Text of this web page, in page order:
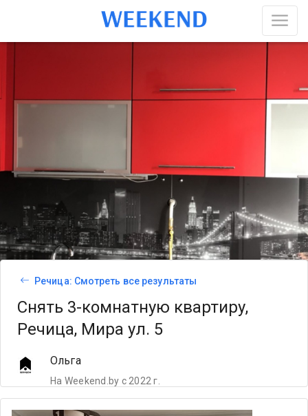
Речица: Смотреть все результаты
Снять 3-комнатную квартиру,
Речица, Мира ул. 5
Ольга
На Weekend.by с 2022 г.